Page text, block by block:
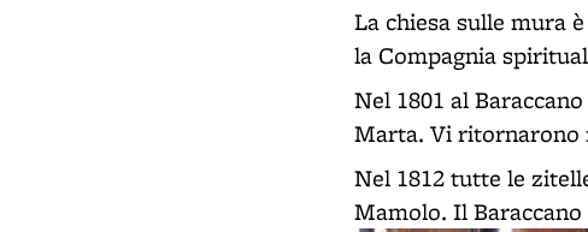
La chiesa sulle mura
la Compagnia
Nel 1801 al
Marta. Vi ritornarono
Nel 1812 tutte le
Mamolo. Il